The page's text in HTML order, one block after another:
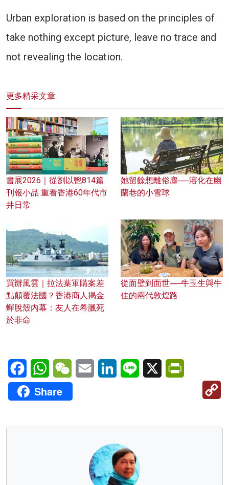
Urban exploration is based on the principles of
take nothing except picture, leave no trace and
not revealing the location.
更多精采文章
書展2026｜從劉以鬯814篇
刊報小品 重看香港60年代市
井日常
她留餘想離俗塵──溶化在幽
蘭巷的小雪球
買辦風雲｜拉法葉軍購案差
點顛覆法國？香港商人揭金
蟬脫殼內幕：友人在希臘死
於非命
從面壁到面世──牛玉生與牛
佳的兩代敦煌路
FacebookWhatsAppWeChatEmail LinkedInLine X
Share